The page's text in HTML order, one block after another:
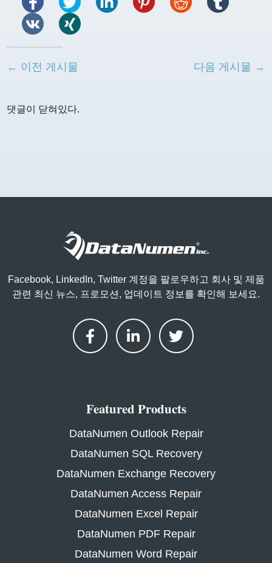
← 이전 게시물 다음 게시물 →
댓글이 닫혀있다.
Facebook, LinkedIn, Twitter 계정을 팔로우하고 회사 및 제품
관련 최신 뉴스, 프로모션, 업데이트 정보를 확인해 보세요.
Featured Products
DataNumen Outlook Repair
DataNumen SQL Recovery
DataNumen Exchange Recovery
DataNumen Access Repair
DataNumen Excel Repair
DataNumen PDF Repair
DataNumen Word Repair